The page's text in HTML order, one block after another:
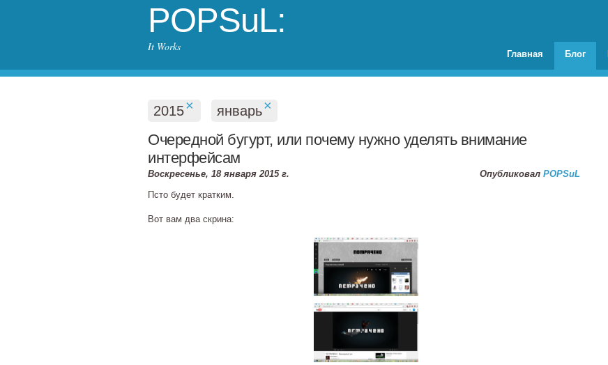
POPSuL:
It Works
Главная Блог
2015× январь×
Очередной бугурт, или почему нужно уделять внимание
интерфейсам
Воскресенье, 18 января 2015 г. Опубликовал POPSuL
Псто будет кратким.
Вот вам два скрина: